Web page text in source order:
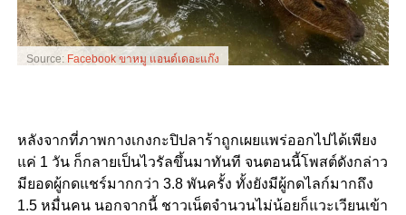
Source: Facebook ขาหมู แอนด์เดอะแก๊ง
หลังจากที่ภาพกางเกงกะปิปลาร้าถูกเผยแพร่ออกไปได้เพียง
แค่ 1 วัน ก็กลายเป็นไวรัลขึ้นมาทันที จนตอนนี้โพสต์ดังกล่าว
มียอดผู้กดแชร์มากกว่า 3.8 พันครั้ง ทั้งยังมีผู้กดไลก์มากถึง
1.5 หมื่นคน นอกจากนี้ ชาวเน็ตจำนวนไม่น้อยก็แวะเวียนเข้า